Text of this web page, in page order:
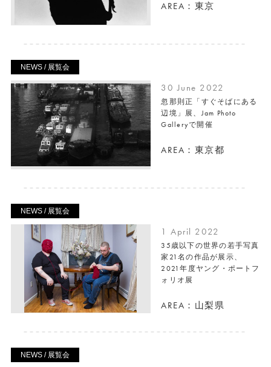
AREA：東京
NEWS / 展覧会
30 June 2022
忽那則正「すぐそばにある
辺境」展、Jam Photo
Galleryで開催
AREA：東京都
NEWS / 展覧会
1 April 2022
35歳以下の世界の若手写真
家21名の作品が展示、
2021年度ヤング・ポートフ
ォリオ展
AREA：山梨県
NEWS / 展覧会